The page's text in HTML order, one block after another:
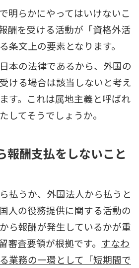
明らかにやってはいけないこ
酬を受ける活動が「資格外活
条文上の要素となります。
本の法律であるから、外国の
ける場合は該当しないと考え
す。これは属地主義と呼ばれ
してそうでしょうか。
報酬支払をしないこと
払うか、外国法人から払うと
人の役務提供に関する活動の
ら報酬が発生しているかが重
審査要領が根拠です。 すなわ
業務の一環として「短期間で